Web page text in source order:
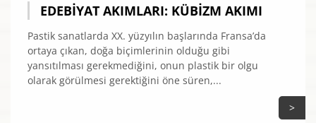
EDEBIYAT AKIMLARI: KÜBIZM AKIMI
Pastik sanatlarda XX. yüzyılın başlarında Fransa’da
ortaya çıkan, doğa biçimlerinin olduğu gibi
yansıtılması gerekmediğini, onun plastik bir olgu
olarak görülmesi gerektiğini öne süren,...
>